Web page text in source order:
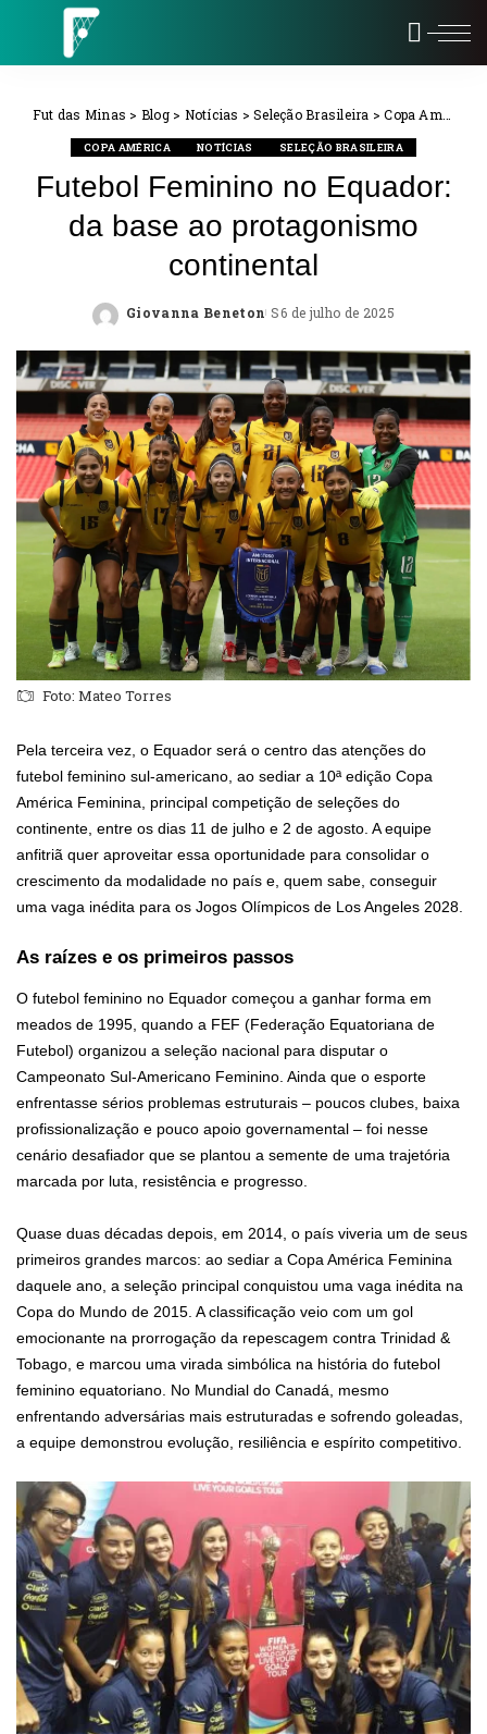
Fut das Minas > Blog> Notícias >Seleção Brasileira >Copa América
COPA AMÉRICA NOTÍCIAS SELEÇÃO BRASILEIRA
Futebol Feminino no Equador:
da base ao protagonismo
continental
Posted
Giovanna Beneton 6 de julho de 2025
Foto: Mateo Torres
Pela terceira vez, o Equador será o centro das atenções do
futebol feminino sul-americano, ao sediar a 10ª edição Copa
América Feminina, principal competição de seleções do
continente, entre os dias 11 de julho e 2 de agosto. A equipe
anfitriã quer aproveitar essa oportunidade para consolidar o
crescimento da modalidade no país e, quem sabe, conseguir
uma vaga inédita para os Jogos Olímpicos de Los Angeles 2028.
As raízes e os primeiros passos
O futebol feminino no Equador começou a ganhar forma em
meados de 1995, quando a FEF (Federação Equatoriana de
Futebol) organizou a seleção nacional para disputar o
Campeonato Sul‑Americano Feminino. Ainda que o esporte
enfrentasse sérios problemas estruturais – poucos clubes, baixa
profissionalização e pouco apoio governamental – foi nesse
cenário desafiador que se plantou a semente de uma trajetória
marcada por luta, resistência e progresso.
Quase duas décadas depois, em 2014, o país viveria um de seus
primeiros grandes marcos: ao sediar a Copa América Feminina
daquele ano, a seleção principal conquistou uma vaga inédita na
Copa do Mundo de 2015. A classificação veio com um gol
emocionante na prorrogação da repescagem contra Trinidad &
Tobago, e marcou uma virada simbólica na história do futebol
feminino equatoriano. No Mundial do Canadá, mesmo
enfrentando adversárias mais estruturadas e sofrendo goleadas,
a equipe demonstrou evolução, resiliência e espírito competitivo.